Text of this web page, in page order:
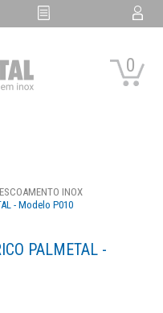
0
INOX
- Modelo P010
PALMETAL -